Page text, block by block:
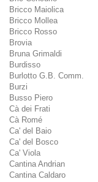
Bricco Maiolica
Bricco Mollea
Bricco Rosso
Brovia
Bruna Grimaldi
Burdisso
Burlotto G.B. Comm.
Burzi
Busso Piero
Cà dei Frati
Cà Romé
Ca' del Baio
Ca' del Bosco
Ca' Viola
Cantina Andrian
Cantina Caldaro